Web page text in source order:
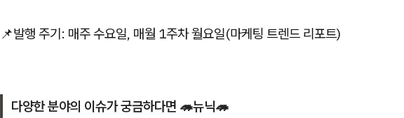
📌발행 주기: 매주 수요일, 매월 1주차 월요일(마케팅 트렌드 리포트)
다양한 분야의 이슈가 궁금하다면 🦔뉴닉🦔